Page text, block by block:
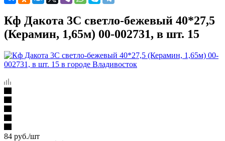
Кф Дакота 3С светло-бежевый 40*27,5
(Керамин, 1,65м) 00-002731, в шт. 15
84 руб./шт